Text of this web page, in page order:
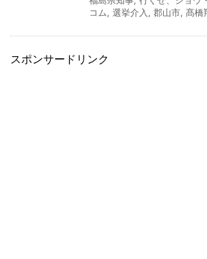
コム, 選挙介入 , 郡山市, 髙橋
スポンサードリンク